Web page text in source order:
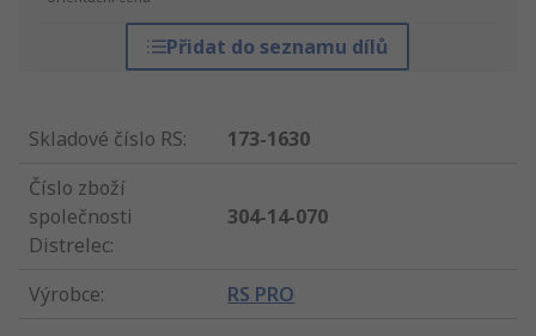
Přidat do seznamu dílů
Skladové číslo RS:
173-1630
Číslo zboží
společnosti
Distrelec:
304-14-070
Výrobce: RS PRO